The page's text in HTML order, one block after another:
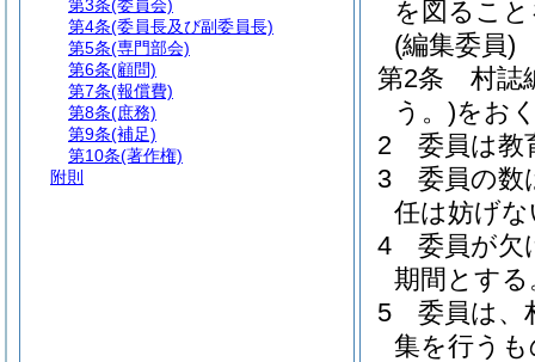
を図るこ
(編集委員)
第2条
村誌
う。)をお
2
委員は教
3
委員の数
任は妨げな
4
委員が欠
期間とする
5
委員は、
集を行う
第3条(委員会)
第4条(委員長及び副委員長)
第5条(専門部会)
第6条(顧問)
第7条(報償費)
第8条(庶務)
第9条(補足)
第10条(著作権)
附則